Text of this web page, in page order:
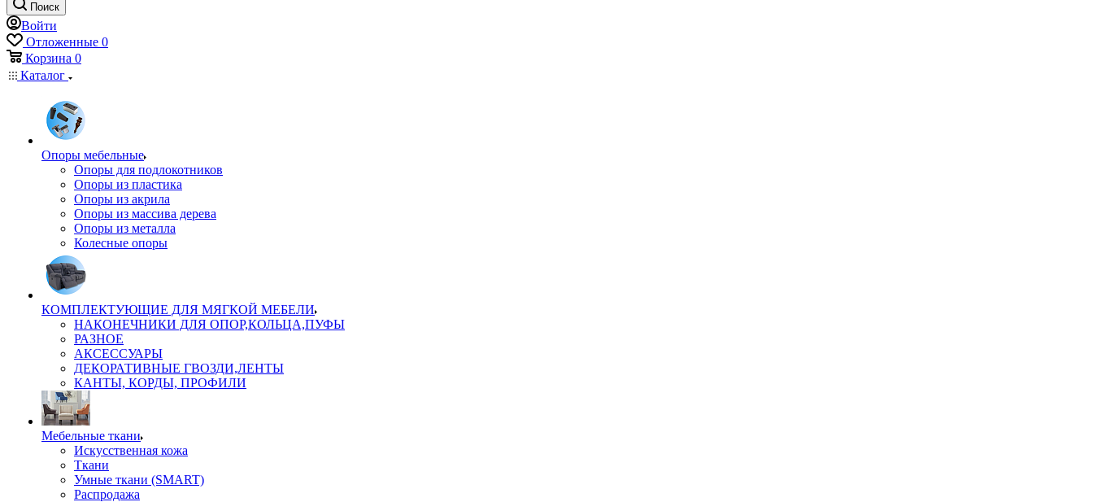
Поиск
Войти
Отложенные 0
Корзина 0
Каталог
Опоры мебельные
Опоры для подлокотников
Опоры из пластика
Опоры из акрила
Опоры из массива дерева
Опоры из металла
Колесные опоры
КОМПЛЕКТУЮЩИЕ ДЛЯ МЯГКОЙ МЕБЕЛИ
НАКОНЕЧНИКИ ДЛЯ ОПОР,КОЛЬЦА,ПУФЫ
РАЗНОЕ
АКСЕССУАРЫ
ДЕКОРАТИВНЫЕ ГВОЗДИ,ЛЕНТЫ
КАНТЫ, КОРДЫ, ПРОФИЛИ
Мебельные ткани
Искусственная кожа
Ткани
Умные ткани (SMART)
Распродажа